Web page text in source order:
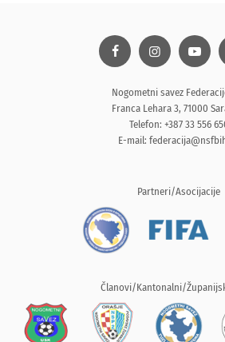
Nogometni savez
Franca Lehara 3, 71000
Telefon: +387 33 556
E-mail:
Partneri/Asocijacije
Članovi/Kantonalni/